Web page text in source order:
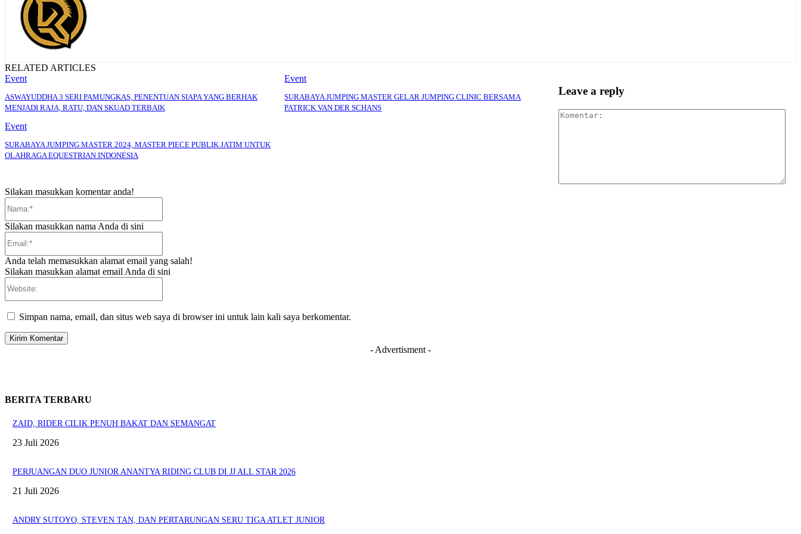
RELATED ARTICLES
Event
ASWAYUDDHA 3 SERI PAMUNGKAS, PENENTUAN SIAPA YANG BERHAK
MENJADI RAJA, RATU, DAN SKUAD TERBAIK
Event
SURABAYA JUMPING MASTER GELAR JUMPING CLINIC BERSAMA
PATRICK VAN DER SCHANS
Event
SURABAYA JUMPING MASTER 2024, MASTER PIECE PUBLIK JATIM UNTUK
OLAHRAGA EQUESTRIAN INDONESIA
Leave a reply
Silakan masukkan komentar anda!
Silakan masukkan nama Anda di sini
Anda telah memasukkan alamat email yang salah!
Silakan masukkan alamat email Anda di sini
Simpan nama, email, dan situs web saya di browser ini untuk lain kali saya berkomentar.
- Advertisment -
BERITA TERBARU
ZAID, RIDER CILIK PENUH BAKAT DAN SEMANGAT
23 Juli 2026
PERJUANGAN DUO JUNIOR ANANTYA RIDING CLUB DI JJ ALL STAR 2026
21 Juli 2026
ANDRY SUTOYO, STEVEN TAN, DAN PERTARUNGAN SERU TIGA ATLET JUNIOR